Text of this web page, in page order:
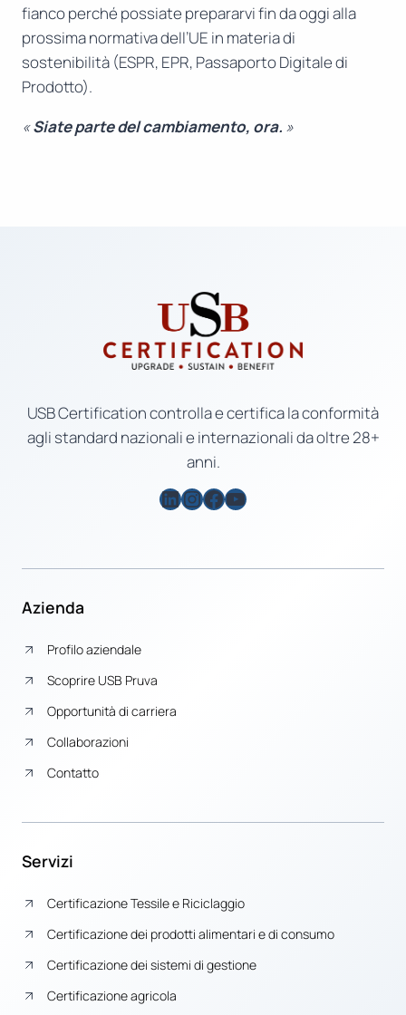
fianco perché possiate prepararvi fin da oggi alla
prossima normativa dell’UE in materia di
sostenibilità (ESPR, EPR, Passaporto Digitale di
Prodotto).
«Siate parte del cambiamento, ora. »
USB Certification controlla e certifica la conformità
agli standard nazionali e internazionali da oltre 28+
anni.
LinkedIn
Instagram
Facebook
YouTube
Azienda
Profilo aziendale
Scoprire USB Pruva
Opportunità di carriera
Collaborazioni
Contatto
Servizi
Certificazione Tessile e Riciclaggio
Certificazione dei prodotti alimentari e di consumo
Certificazione dei sistemi di gestione
Certificazione agricola